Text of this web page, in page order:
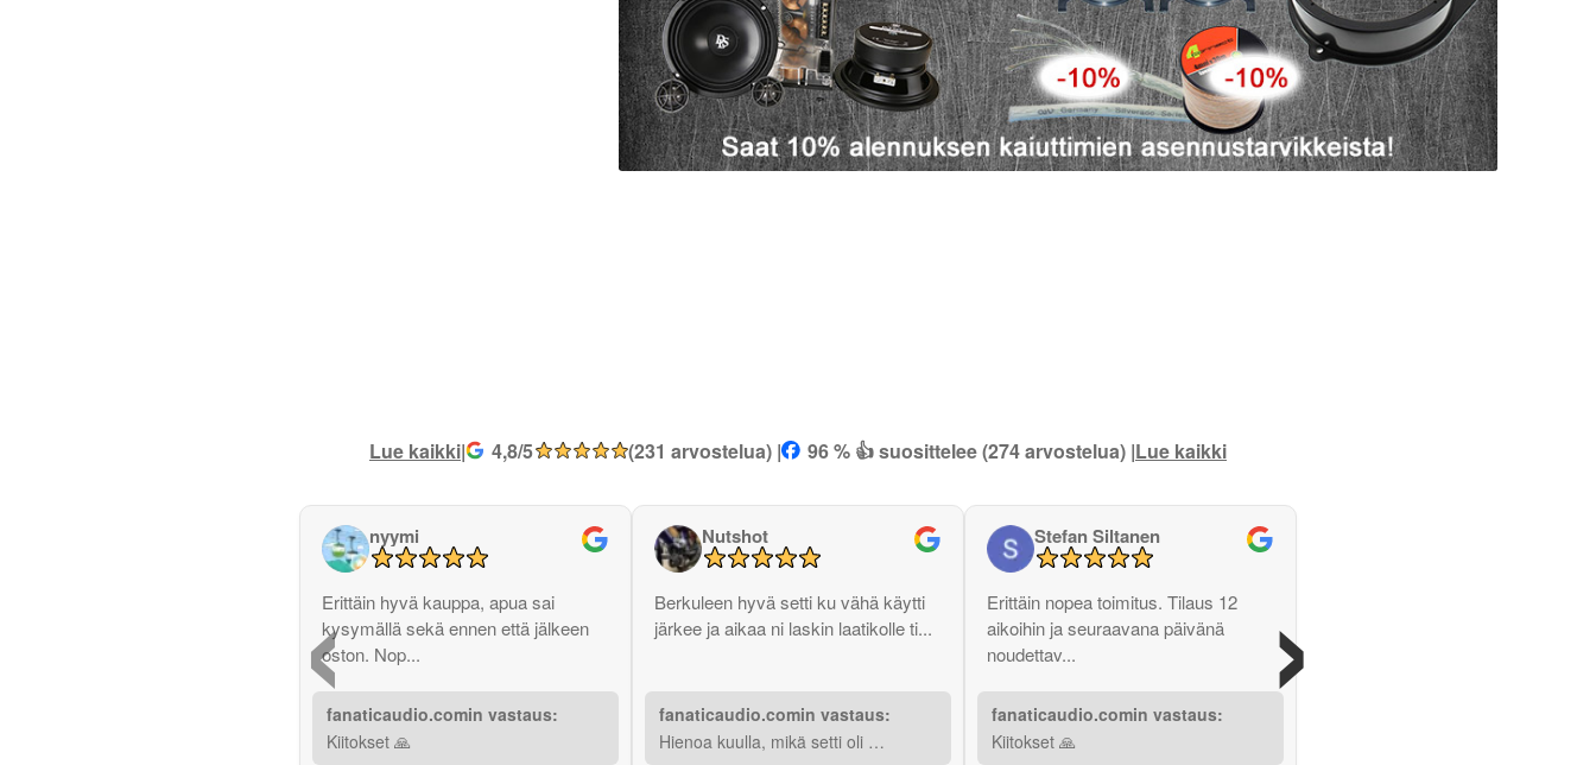
Lue kaikki| 4,8/5 (231 arvostelua) | 96 % 👍 suosittelee (274 arvostelua) |Lue kaikki
‹
nyymi
Erittäin hyvä kauppa, apua sai
kysymällä sekä ennen että jälkeen
oston. Nop...
fanaticaudio.comin vastaus:
Kiitokset 🙏
Nutshot
Berkuleen hyvä setti ku vähä käytti
järkee ja aikaa ni laskin laatikolle ti...
fanaticaudio.comin vastaus:
Hienoa kuulla, mikä setti oli …
Stefan Siltanen
Erittäin nopea toimitus. Tilaus 12
aikoihin ja seuraavana päivänä
noudettav...
fanaticaudio.comin vastaus:
Kiitokset 🙏
›